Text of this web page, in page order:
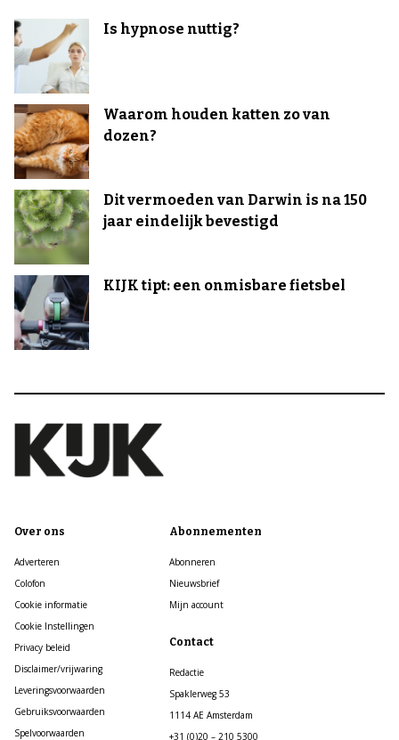
Is hypnose nuttig?
Waarom houden katten zo van
dozen?
Dit vermoeden van Darwin is na 150
jaar eindelijk bevestigd
KIJK tipt: een onmisbare fietsbel
Over ons
Adverteren
Colofon
Cookie informatie
Cookie Instellingen
Privacy beleid
Disclaimer/vrijwaring
Leveringsvoorwaarden
Gebruiksvoorwaarden
Spelvoorwaarden
Abonnementen
Abonneren
Nieuwsbrief
Mijn account
Contact
Redactie
Spaklerweg 53
1114 AE Amsterdam
+31 (0)20 – 210 5300